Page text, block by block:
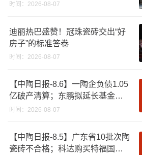
时间：2026-08-07
迪丽热巴盛赞！冠珠瓷砖交出“好
房子”的标准答卷
时间：2026-08-07
【中陶日报-8.6】一陶企负债1.05
亿破产清算；东鹏拟延长基金投
资期限；工信部开展建陶行业能
时间：2026-08-07
【中陶日报-8.5】广东省10批次陶
瓷砖不合格；科达购买特福国际